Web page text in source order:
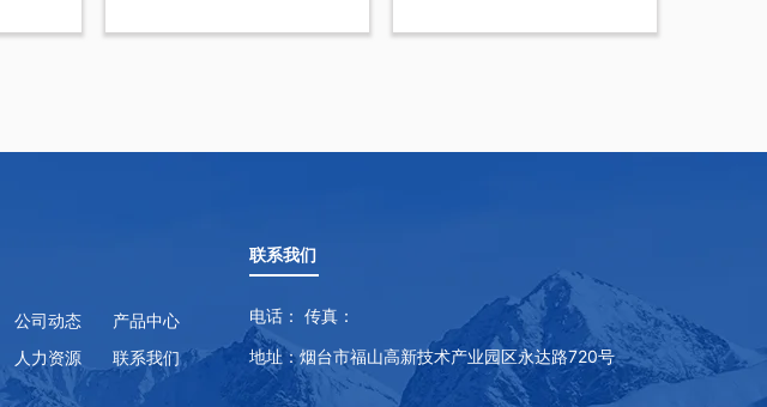
公司动态
产品中心
人力资源
联系我们
联系我们
电话： 传真：
地址：烟台市福山高新技术产业园区永达路720号